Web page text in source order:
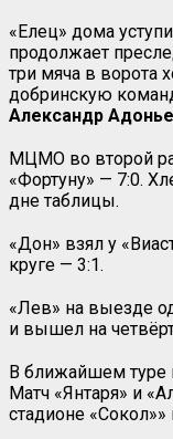
«Елец» дома
продолжает
три мяча в ворота
добринскую
Александр
МЦМО во второй
«Фортуну» — 7:0.
дне таблицы.
«Дон» взял у
круге — 3:1.
«Лев» на выезде
и вышел на
В ближайшем туре
Матч «Янтаря» и
стадионе «Сокол»»